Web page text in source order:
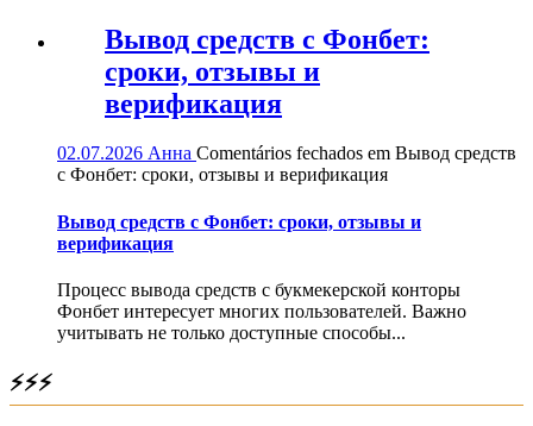
Вывод средств с Фонбет:
сроки, отзывы и
верификация
02.07.2026 Анна Comentários fechados em Вывод средств
с Фонбет: сроки, отзывы и верификация
Вывод средств с Фонбет: сроки, отзывы и
верификация
Процесс вывода средств с букмекерской конторы
Фонбет интересует многих пользователей. Важно
учитывать не только доступные способы...
⚡⚡⚡